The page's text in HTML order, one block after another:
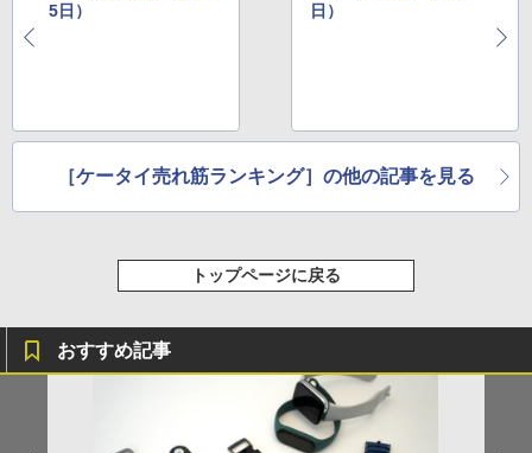
5日）
日）
［ケータイ売れ筋ランキング］の他の記事を見る
トップページに戻る
おすすめ記事